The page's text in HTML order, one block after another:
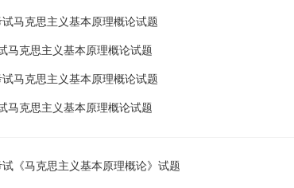
马克思主义基本原理概论试题
马克思主义基本原理概论试题
马克思主义基本原理概论试题
马克思主义基本原理概论试题
《马克思主义基本原理概论》试题